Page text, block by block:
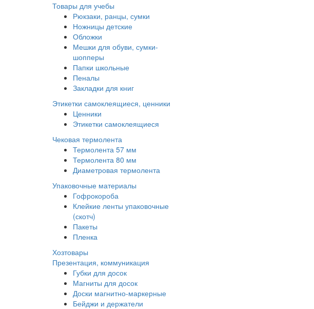
Товары для учебы
Рюкзаки, ранцы, сумки
Ножницы детские
Обложки
Мешки для обуви, сумки-
шопперы
Папки школьные
Пеналы
Закладки для книг
Этикетки самоклеящиеся, ценники
Ценники
Этикетки самоклеящиеся
Чековая термолента
Термолента 57 мм
Термолента 80 мм
Диаметровая термолента
Упаковочные материалы
Гофрокороба
Клейкие ленты упаковочные
(скотч)
Пакеты
Пленка
Хозтовары
Презентация, коммуникация
Губки для досок
Магниты для досок
Доски магнитно-маркерные
Бейджи и держатели